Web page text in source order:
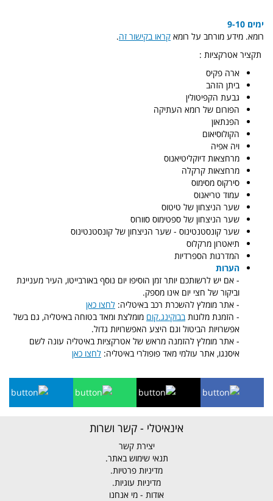
ימים 9-10
רומא. מידע מורחב על רומא קראו בקישור זה.
תקציר אטרקציות :
ארה פקיס
ביתן הזהב
גבעת הקפיטולין
הפורום של רומא העתיקה
הפנתאון
הקולוסיאום
ויה אפיה
מרחצאות דיוקליטיאנוס
מרחצאות קרקלה
סירקוס מסימוס
עמוד טריאנוס
שער הניצחון של טיטוס
שער הניצחון של ספטימוס סוורוס
שער קונסטנטינוס - שער הניצחון של קונסטנטינוס
תיאטרון מרקלוס
המדרגות הספרדיות
הערות
- אם יש לרשותכם יותר זמן הוסיפו יום נוסף באורבייטו, העיר מעניינת
וביקור של חצי יום אינו מספק.
- אתר מומלץ להשכרת רכב באיטליה: לחצו כאן
- הזמנת מלונות בבוקינג.קום מומלצת ומאד בטוחה באיטליה, גם בשל
אפשרויות הביטול וגם היצע האפשרויות גדול.
- אתר מומלץ להזמנה מראש של אטרקציות באיטליה עונה לשם
איסנגו, אתר עולמי מאד פופולרי באיטליה: לחצו כאן
אינאיטלי - קשר ושרות
יצירת קשר
תנאי שימוש באתר.
מדיניות פרטיות.
מדיניות עוגיות.
אודות - מי אנחנו